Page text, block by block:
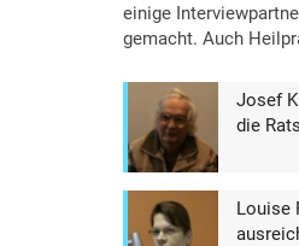
einige
gemacht. Auch
Josef
die
Louise